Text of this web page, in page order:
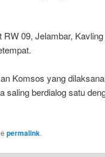
09, Jelambar,
Komsos yang
saling berdialog satu
permalink.